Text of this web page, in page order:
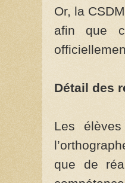
Or, la
afin que
Détail des
Les
que de